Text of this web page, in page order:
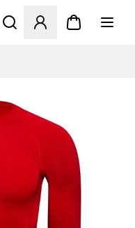
Megnyit egy modált a